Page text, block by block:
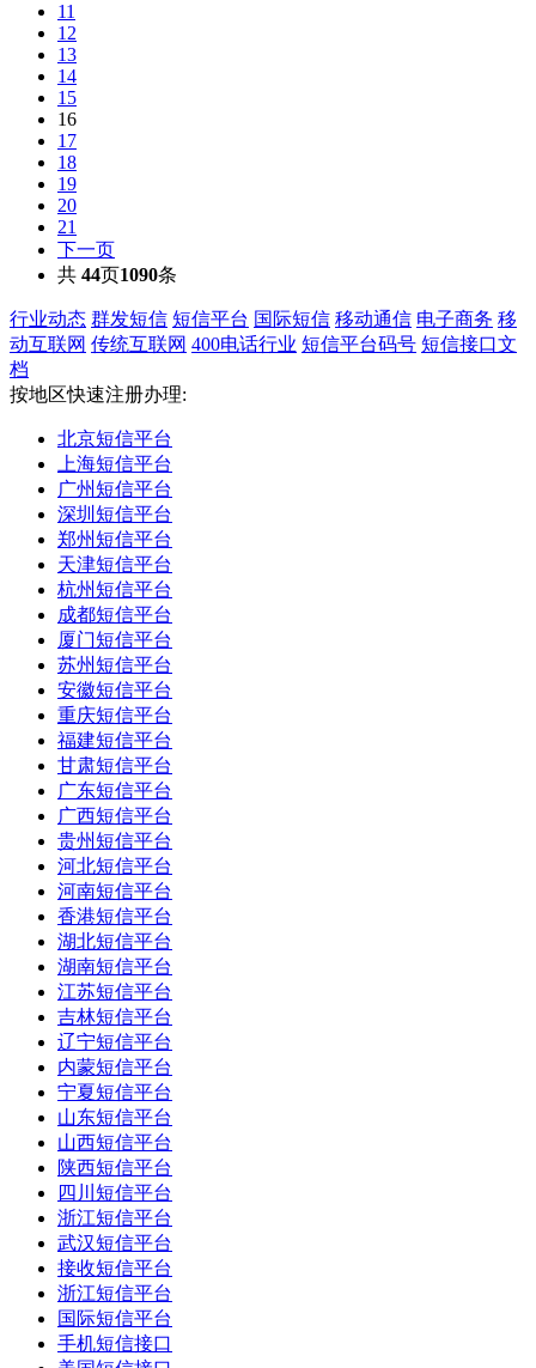
11
12
13
14
15
16
17
18
19
20
21
下一页
共 44页1090条
行业动态 群发短信 短信平台 国际短信 移动通信 电子商务 移
动互联网 传统互联网 400电话行业 短信平台码号 短信接口文
档
按地区快速注册办理:
北京短信平台
上海短信平台
广州短信平台
深圳短信平台
郑州短信平台
天津短信平台
杭州短信平台
成都短信平台
厦门短信平台
苏州短信平台
安徽短信平台
重庆短信平台
福建短信平台
甘肃短信平台
广东短信平台
广西短信平台
贵州短信平台
河北短信平台
河南短信平台
香港短信平台
湖北短信平台
湖南短信平台
江苏短信平台
吉林短信平台
辽宁短信平台
内蒙短信平台
宁夏短信平台
山东短信平台
山西短信平台
陕西短信平台
四川短信平台
浙江短信平台
武汉短信平台
接收短信平台
浙江短信平台
国际短信平台
手机短信接口